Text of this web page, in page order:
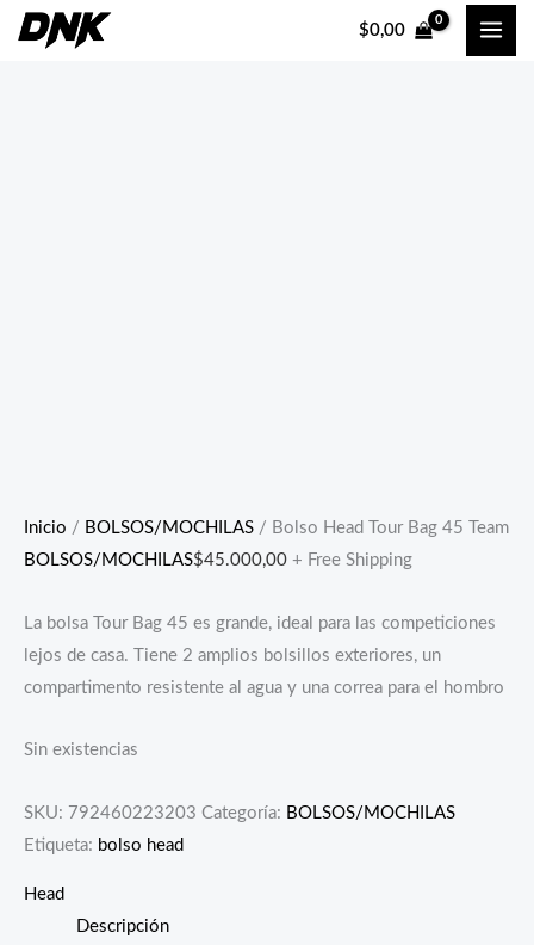
$0,00
Inicio / BOLSOS/MOCHILAS / Bolso Head Tour Bag 45 Team
BOLSOS/MOCHILAS$45.000,00 + Free Shipping
La bolsa Tour Bag 45 es grande, ideal para las competiciones
lejos de casa. Tiene 2 amplios bolsillos exteriores, un
compartimento resistente al agua y una correa para el hombro
Sin existencias
SKU: 792460223203 Categoría: BOLSOS/MOCHILAS
Etiqueta: bolso head
Head
Descripción